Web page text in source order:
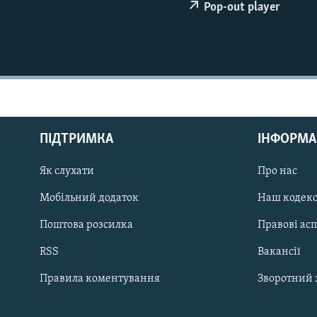
ПОДКАСТИ
КРИМ РЕАЛІЇ
ДОЛУЧАЙСЯ!
Pop-out player
ПІДТРИМКА
Як слухати
Мобільний додаток
Поштова розсилка
RSS
Правила коментування
Про нас
Наш кодекс
Правові
Вакансії
Зворотний